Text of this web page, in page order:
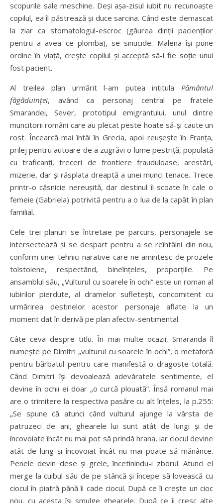
scopurile sale meschine. Deși așa-zisul iubit nu recunoaște
copilul, ea îl păstrează și duce sarcina. Când este demascat
la ziar ca stomatologul-escroc (găurea dinții pacienților
pentru a avea ce plomba), se sinucide. Malena își pune
ordine în viață, crește copilul și acceptă să-i fie soție unui
fost pacient.
Al treilea plan urmărit l-am putea intitula Pământul
făgăduinței, având ca personaj central pe fratele
Smarandei, Sever, prototipul emigrantului, unul dintre
muncitorii români care au plecat peste hoate să-și caute un
rost. Încearcă mai întâi în Grecia, apoi reușește în Franța,
prilej pentru autoare de a zugrăvi o lume pestriță, populată
cu traficanți, treceri de frontiere frauduloase, arestări,
mizerie, dar și răsplata dreaptă a unei munci tenace. Trece
printr-o căsnicie nereușită, dar destinul îi scoate în cale o
femeie (Gabriela) potrivită pentru a o lua de la capăt în plan
familial.
Cele trei planuri se întretaie pe parcurs, personajele se
intersectează și se despart pentru a se reîntâlni din nou,
conform unei tehnici narative care ne amintesc de prozele
tolstoiene, respectând, bineînțeles, proporțiile. Pe
ansamblul său, „Vulturul cu soarele în ochi” este un roman al
iubirilor pierdute, al dramelor sufletești, concomitent cu
urmărirea destinelor acestor personaje aflate la un
moment dat în derivă pe plan afectiv-sentimental.
Câte ceva despre titlu. În mai multe ocazii, Smaranda îl
numește pe Dimitri „vulturul cu soarele în ochi”, o metaforă
pentru bărbatul pentru care manifestă o dragoste totală.
Când Dimitri își devoalează adevăratele sentimente, el
devine în ochii ei doar „o curcă plouată”. Însă romanul mai
are o trimitere la respectiva pasăre cu alt înțeles, la p.255:
„Se spune că atunci când vulturul ajunge la vârsta de
patruzeci de ani, ghearele lui sunt atât de lungi și de
încovoiate încât nu mai pot să prindă hrana, iar ciocul devine
atât de lung și încovoiat încât nu mai poate să mănânce.
Penele devin dese și grele, încetinindu-i zborul. Atunci el
merge la cuibul său de pe stâncă și începe să lovească cu
ciocul în piatră până îi cade ciocul. După ce îi crește un cioc
nou, cu acesta își smulge ghearele. După ce îi cresc alte